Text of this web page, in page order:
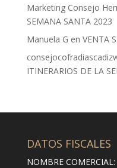
Marketing Consejo
SEMANA SANTA 2023
Manuela G en VENTA
ITINERARIOS DE LA
DATOS FISCALES
NOMBRE